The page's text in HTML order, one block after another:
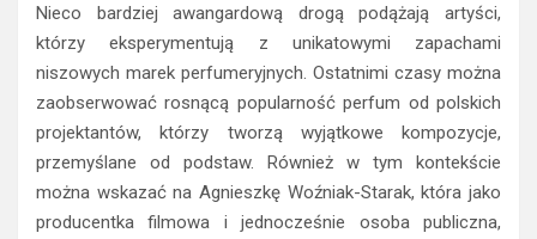
Nieco bardziej awangardową drogą podążają artyści,
którzy eksperymentują z unikatowymi zapachami
niszowych marek perfumeryjnych. Ostatnimi czasy można
zaobserwować rosnącą popularność perfum od polskich
projektantów, którzy tworzą wyjątkowe kompozycje,
przemyślane od podstaw. Również w tym kontekście
można wskazać na Agnieszkę Woźniak-Starak, która jako
producentka filmowa i jednocześnie osoba publiczna,